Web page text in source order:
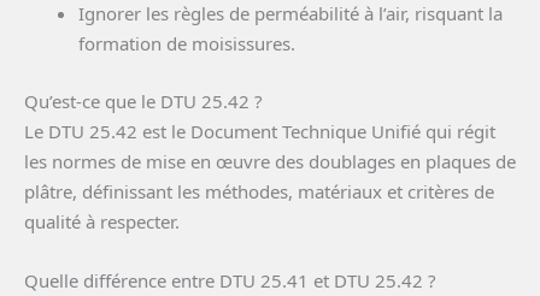
Ignorer les règles de perméabilité à l’air, risquant la
formation de moisissures.
Qu’est-ce que le DTU 25.42 ?
Le DTU 25.42 est le Document Technique Unifié qui régit
les normes de mise en œuvre des doublages en plaques de
plâtre, définissant les méthodes, matériaux et critères de
qualité à respecter.
Quelle différence entre DTU 25.41 et DTU 25.42 ?